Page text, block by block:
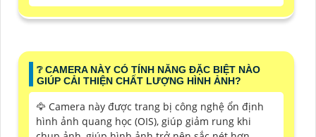
❔ CAMERA NÀY CÓ TÍNH NĂNG ĐẶC BIỆT NÀO
GIÚP CẢI THIỆN CHẤT LƯỢNG HÌNH ẢNH?
🦅 Camera này được trang bị công nghệ ổn định
hình ảnh quang học (OIS), giúp giảm rung khi